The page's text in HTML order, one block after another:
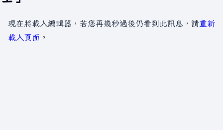
現在將載入編輯器，若您再幾秒過後仍看到此訊息，請重新
載入頁面 。